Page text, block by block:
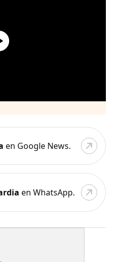
en Google News.
en WhatsApp.